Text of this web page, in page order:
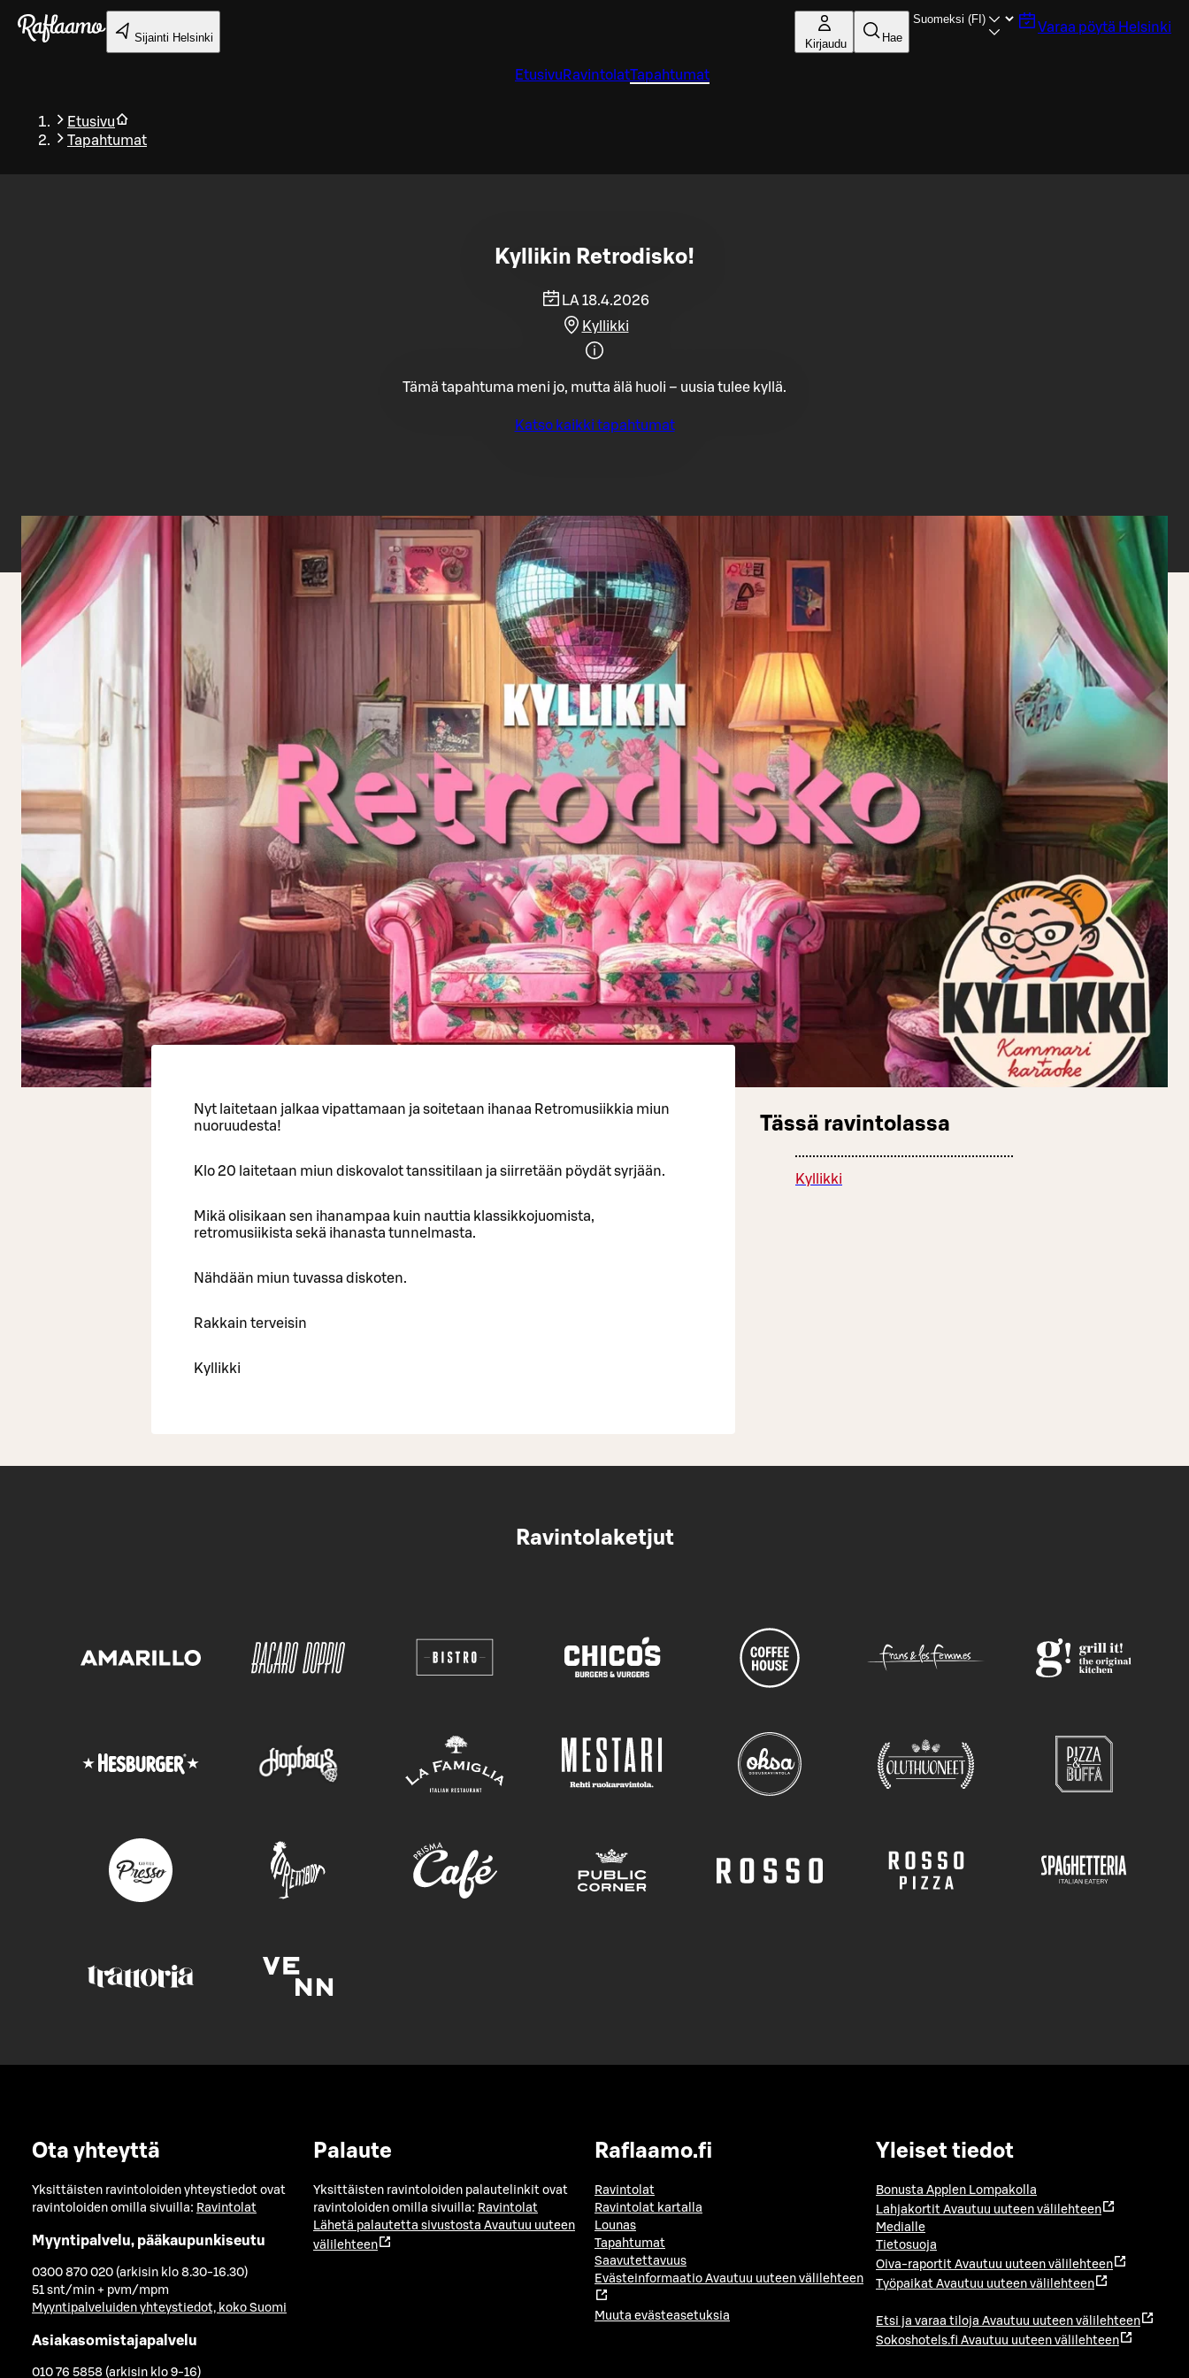
Siirry pääsisältöön
Sijainti Helsinki Kirjaudu Hae
Varaa pöytä Helsinki
Etusivu RavintolatTapahtumat
Etusivu
Tapahtumat
Takaisin
Kyllikin Retrodisko!
LA 18.4.2026
Kyllikki
Tämä tapahtuma meni jo, mutta älä huoli – uusia tulee kyllä.
Katso kaikki tapahtumat
Nyt laitetaan jalkaa vipattamaan ja soitetaan ihanaa Retromusiikkia miun
nuoruudesta!
Klo 20 laitetaan miun diskovalot tanssitilaan ja siirretään pöydät syrjään.
Mikä olisikaan sen ihanampaa kuin nauttia klassikkojuomista,
retromusiikista sekä ihanasta tunnelmasta.
Nähdään miun tuvassa diskoten.
Rakkain terveisin
Kyllikki
Tässä ravintolassa
Kyllikki
Ravintolaketjut
Ota yhteyttä
Yksittäisten ravintoloiden yhteystiedot ovat
ravintoloiden omilla sivuilla: Ravintolat
Myyntipalvelu, pääkaupunkiseutu
0300 870 020 (arkisin klo 8.30-16.30)
51 snt/min + pvm/mpm
Myyntipalveluiden yhteystiedot, koko Suomi
Asiakasomistajapalvelu
010 76 5858 (arkisin klo 9-16)
Palaute
Yksittäisten ravintoloiden palautelinkit ovat
ravintoloiden omilla sivuilla: Ravintolat
Lähetä palautetta sivustosta Avautuu uuteen
välilehteen
Raflaamo.fi
Ravintolat
Ravintolat kartalla
Lounas
Tapahtumat
Saavutettavuus
Evästeinformaatio Avautuu uuteen välilehteen
Muuta evästeasetuksia
Yleiset tiedot
Bonusta Applen Lompakolla
Lahjakortit Avautuu uuteen välilehteen
Medialle
Tietosuoja
Oiva-raportit Avautuu uuteen välilehteen
Työpaikat Avautuu uuteen välilehteen
Etsi ja varaa tiloja Avautuu uuteen välilehteen
Sokoshotels.fi Avautuu uuteen välilehteen